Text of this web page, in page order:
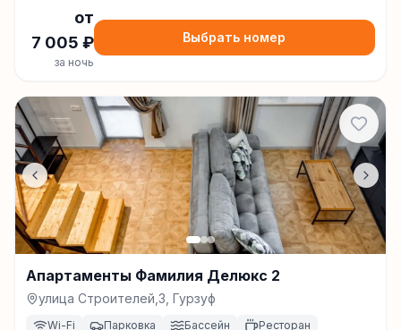
от
7 005 ₽
за ночь
Выбрать номер
Апартаменты Фамилия Делюкс 2
улица Строителей,3, Гурзуф
Wi-Fi Парковка Бассейн Ресторан